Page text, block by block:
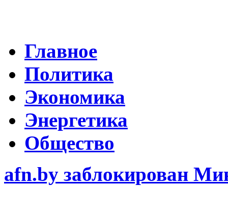
Главное
Политика
Экономика
Энергетика
Общество
afn.by заблокирован